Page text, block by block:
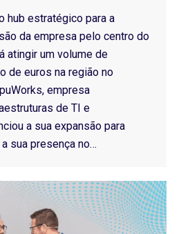
hub estratégico para a
da empresa pelo centro do
atingir um volume de
de euros na região no
empresa
de TI e
a sua expansão para
sua presença no…